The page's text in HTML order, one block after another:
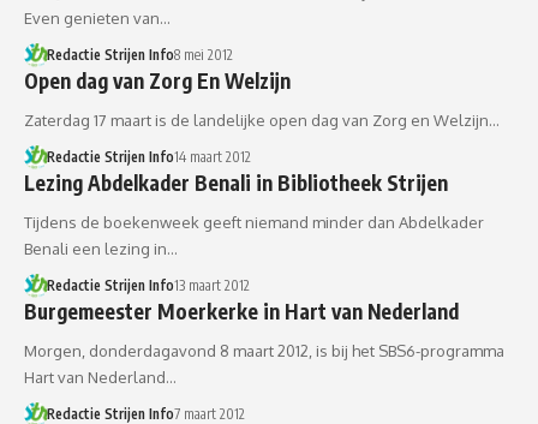
Even genieten van…
Redactie Strijen Info8 mei 2012
Open dag van Zorg En Welzijn
Zaterdag 17 maart is de landelijke open dag van Zorg en Welzijn…
Redactie Strijen Info14 maart 2012
Lezing Abdelkader Benali in Bibliotheek Strijen
Tijdens de boekenweek geeft niemand minder dan Abdelkader
Benali een lezing in…
Redactie Strijen Info13 maart 2012
Burgemeester Moerkerke in Hart van Nederland
Morgen, donderdagavond 8 maart 2012, is bij het SBS6-programma
Hart van Nederland…
Redactie Strijen Info7 maart 2012